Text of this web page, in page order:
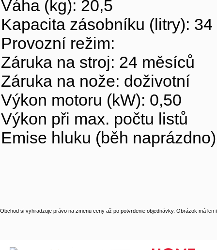
Váha (kg): 20,5
Kapacita zásobníku (litry): 34
Provozní režim:
Záruka na stroj: 24 měsíců
Záruka na nože: doživotní
Výkon motoru (kW): 0,50
Výkon při max.
Emise hluku (běh
Obchod si vyhradzuje právo na zmenu ceny až po potvrdenie objednávky. Obrázok má len